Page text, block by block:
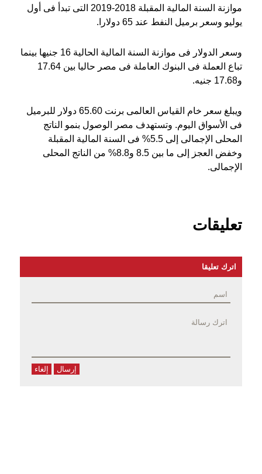
موازنة السنة المالية المقبلة 2018-2019 التى تبدأ فى أول
يوليو وسعر برميل النفط عند 65 دولارا
.
وسعر الدولار فى موازنة السنة المالية الحالية 16 جنيها بينما
تباع العملة فى البنوك العاملة فى مصر حاليا بين 17.64
و17.68 جنيه
.
ويبلغ سعر خام القياس العالمى برنت 65.60 دولار للبرميل
فى الأسواق اليوم. وتستهدف مصر الوصول بنمو الناتج
المحلى الإجمالى إلى 5.5% فى السنة المالية المقبلة
وخفض العجز إلى ما بين 8.5 و8.8% من الناتج المحلى
الإجمالى.
تعليقات
اترك تعليقا
إرسال إلغاء